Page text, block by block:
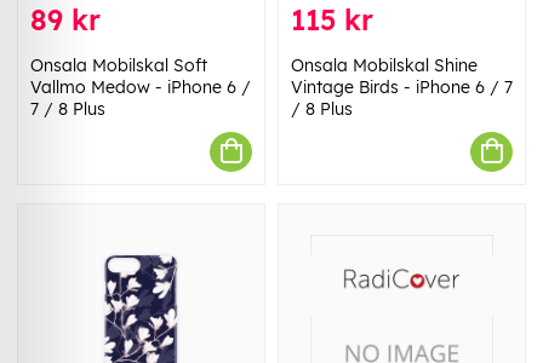
89 kr
Onsala Mobilskal Soft
Vallmo Medow - iPhone 6 /
7 / 8 Plus
115 kr
Onsala Mobilskal Shine
Vintage Birds - iPhone 6 / 7
/ 8 Plus